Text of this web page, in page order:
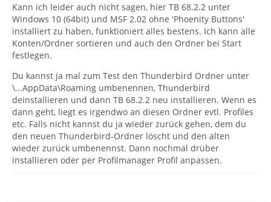
Kann ich leider auch nicht sagen, hier TB 68.2.2 unter
Windows 10 (64bit) und MSF 2.02 ohne 'Phoenity Buttons'
installiert zu haben, funktioniert alles bestens. Ich kann alle
Konten/Ordner sortieren und auch den Ordner bei Start
festlegen.
Du kannst ja mal zum Test den Thunderbird Ordner unter
\...AppData\Roaming umbenennen, Thunderbird
deinstallieren und dann TB 68.2.2 neu installieren. Wenn es
dann geht, liegt es irgendwo an diesen Ordner evtl. Profiles
etc. Falls nicht kannst du ja wieder zurück gehen, dem du
den neuen Thunderbird-Ordner löscht und den alten
wieder zurück umbenennst. Dann nochmal drüber
installieren oder per Profilmanager Profil anpassen.